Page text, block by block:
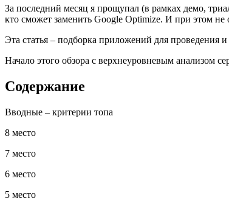
За последний месяц я прощупал (в рамках демо,
кто сможет заменить Google Optimize. И при этом не
Эта статья – подборка приложений для проведения
Начало этого обзора c верхнеуровневым анализом
Содержание
Вводные – критерии топа
8 место
7 место
6 место
5 место